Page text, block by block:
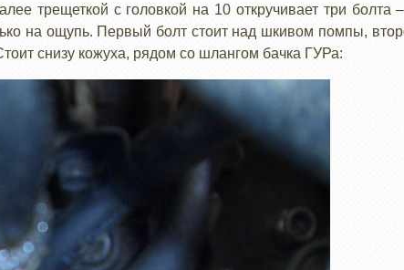
трещеткой с головкой на 10 откручивает три болта
на ощупь. Первый болт стоит над шкивом помпы,
снизу кожуха, рядом со шлангом бачка ГУРа: